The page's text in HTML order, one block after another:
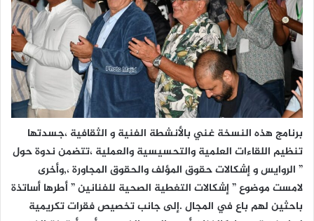
برنامج هذه النسخة غني بالأنشطة الفنية و الثقافية ،جسدتها
تنظيم اللقاءات العلمية والتحسيسية والعملية ،تتضمن ندوة حول
” الروايس و إشكالات حقوق المؤلف والحقوق المجاورة ،,وأخرى
لامست موضوع ” إشكالات التغطية الصحية للفنانين ” أطرها أساتذة
باحثين لهم باع في المجال .إلى جانب تخصيص فقرات تكريمية